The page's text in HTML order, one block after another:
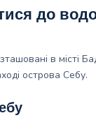
до
в місті
острова Себу.